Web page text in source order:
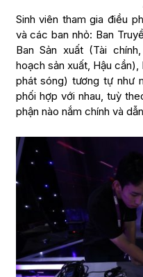
Sinh viên tham gia điều
và các ban nhỏ: Ban
Ban Sản xuất (Tài
hoạch sản xuất, Hậu
phát sóng) tương tự như
phối hợp với nhau, tuỳ
phận nào nắm chính và